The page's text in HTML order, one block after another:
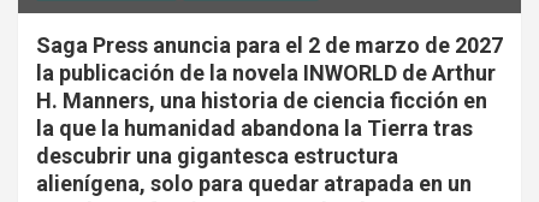
Saga Press anuncia para el 2 de marzo de 2027
la publicación de la novela INWORLD de Arthur
H. Manners, una historia de ciencia ficción en
la que la humanidad abandona la Tierra tras
descubrir una gigantesca estructura
alienígena, solo para quedar atrapada en un